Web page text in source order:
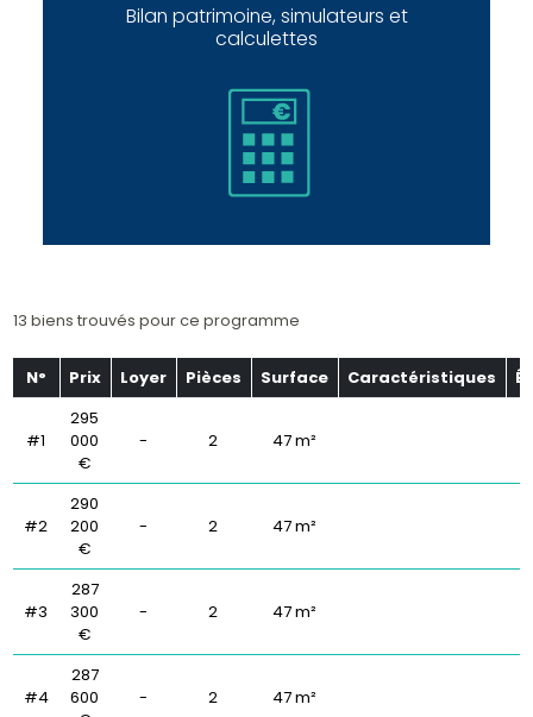
Bilan patrimoine, simulateurs et
calculettes
13 biens trouvés pour ce programme
N° Prix Loyer Pièces Surface Caractéristiques
#1
295
000
€
- 2 47 m²
#2
290
200
€
- 2 47 m²
#3
287
300
€
- 2 47 m²
#4
287
600
- 2 47 m²